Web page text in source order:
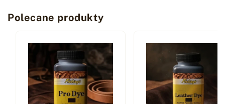
Polecane produkty